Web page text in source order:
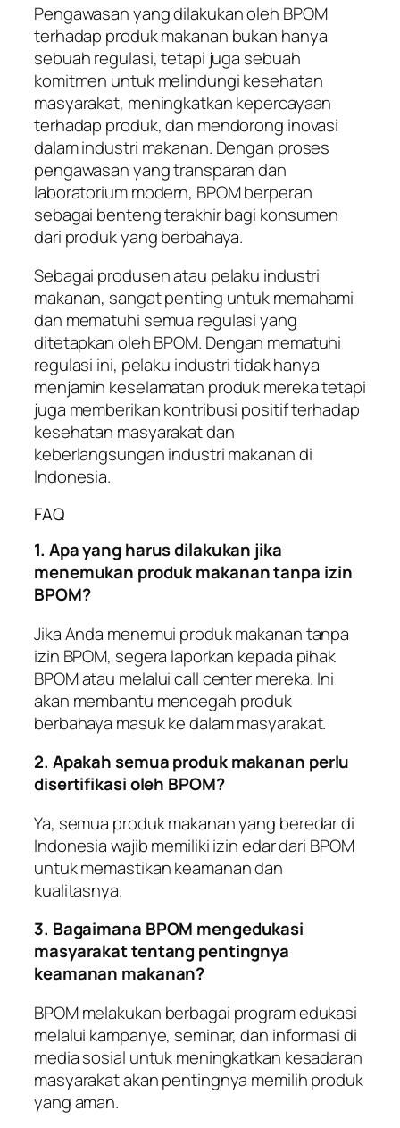
Pengawasan yang dilakukan oleh BPOM
terhadap produk makanan bukan hanya
sebuah regulasi, tetapi juga sebuah
komitmen untuk melindungi kesehatan
masyarakat, meningkatkan kepercayaan
terhadap produk, dan mendorong inovasi
dalam industri makanan. Dengan proses
pengawasan yang transparan dan
laboratorium modern, BPOM berperan
sebagai benteng terakhir bagi konsumen
dari produk yang berbahaya.
Sebagai produsen atau pelaku industri
makanan, sangat penting untuk memahami
dan mematuhi semua regulasi yang
ditetapkan oleh BPOM. Dengan mematuhi
regulasi ini, pelaku industri tidak hanya
menjamin keselamatan produk mereka tetapi
juga memberikan kontribusi positif terhadap
kesehatan masyarakat dan
keberlangsungan industri makanan di
Indonesia.
FAQ
1. Apa yang harus dilakukan jika
menemukan produk makanan tanpa izin
BPOM?
Jika Anda menemui produk makanan tanpa
izin BPOM, segera laporkan kepada pihak
BPOM atau melalui call center mereka. Ini
akan membantu mencegah produk
berbahaya masuk ke dalam masyarakat.
2. Apakah semua produk makanan perlu
disertifikasi oleh BPOM?
Ya, semua produk makanan yang beredar di
Indonesia wajib memiliki izin edar dari BPOM
untuk memastikan keamanan dan
kualitasnya.
3. Bagaimana BPOM mengedukasi
masyarakat tentang pentingnya
keamanan makanan?
BPOM melakukan berbagai program edukasi
melalui kampanye, seminar, dan informasi di
media sosial untuk meningkatkan kesadaran
masyarakat akan pentingnya memilih produk
yang aman.